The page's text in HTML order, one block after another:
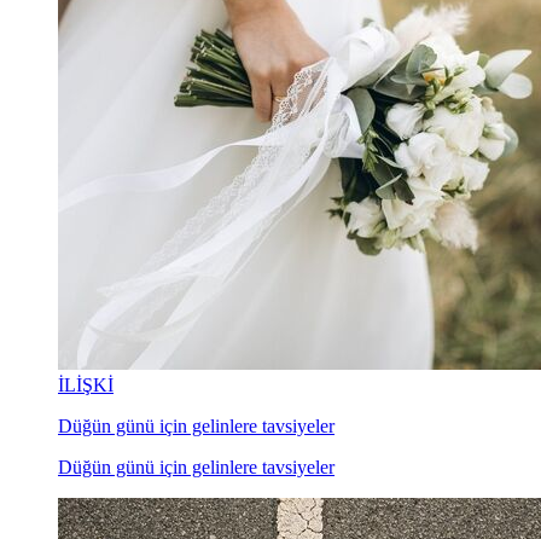
İLİŞKİ
Düğün günü için gelinlere tavsiyeler
Düğün günü için gelinlere tavsiyeler